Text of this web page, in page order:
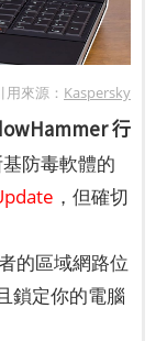
用來源： Kaspersky
行
防毒軟體的
，但確切
的區域網路位
鎖定你的電腦